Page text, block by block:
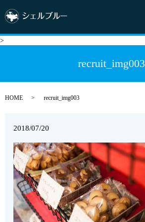
>
recruit_img003
HOME recruit_img003
2018/07/20